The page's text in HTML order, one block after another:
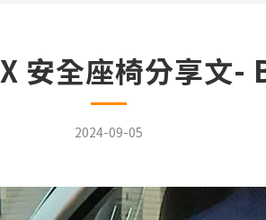
全座椅分享文-
2024-09-05